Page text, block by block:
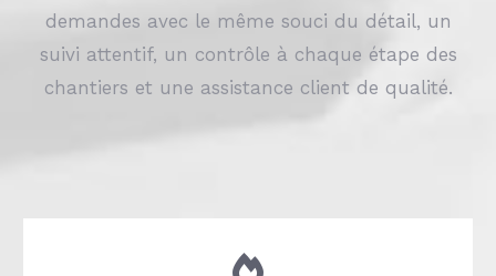
demandes avec le même souci du détail, un
suivi attentif, un contrôle à chaque étape des
chantiers et une assistance client de qualité.